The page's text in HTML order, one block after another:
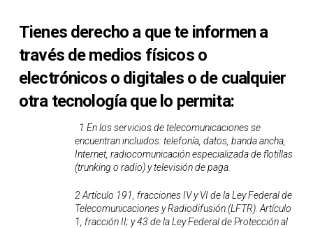
Tienes derecho a que te informen a
través de medios físicos o
electrónicos o digitales o de cualquier
otra tecnología que lo permita:
1 En los servicios de telecomunicaciones se
encuentran incluidos: telefonía, datos, banda ancha,
Internet, radiocomunicación especializada de flotillas
(trunking o radio) y televisión de paga.
2 Artículo 191, fracciones IV y VI de la Ley Federal de
Telecomunicaciones y Radiodifusión (LFTR). Artículo
1, fracción II; y 43 de la Ley Federal de Protección al